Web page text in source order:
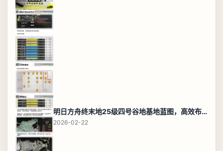
明日方舟终末地25级四号谷地基地蓝图，高效布局规划
2026-02-22